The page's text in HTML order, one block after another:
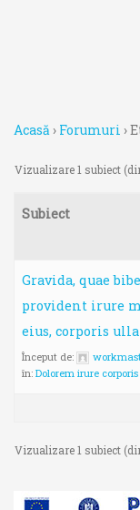
Acasă › Forumuri ›
Vizualizare 1 subiect
Subiect
Gravida, quae
provident irure
eius, corporis
Început de:
în: Dolorem irure
Vizualizare 1 subiect